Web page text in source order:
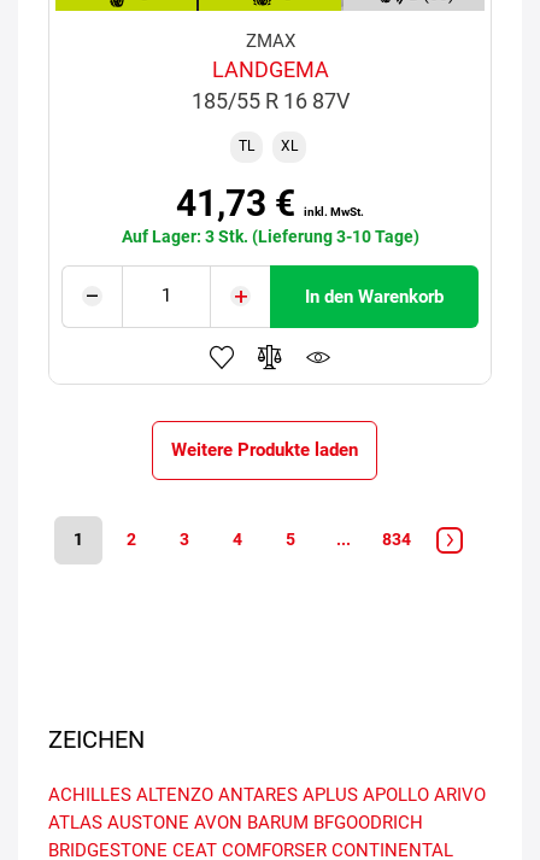
ZMAX
LANDGEMA
185/55 R 16 87V
TL XL
41,73 € inkl. MwSt.
Auf Lager: 3 Stk. (Lieferung 3-10 Tage)
In den Warenkorb
Weitere Produkte laden
1 2 3 4 5 ... 834
ZEICHEN
ACHILLES ALTENZO ANTARES APLUS APOLLO ARIVO
ATLAS AUSTONE AVON BARUM BFGOODRICH
BRIDGESTONE CEAT COMFORSER CONTINENTAL